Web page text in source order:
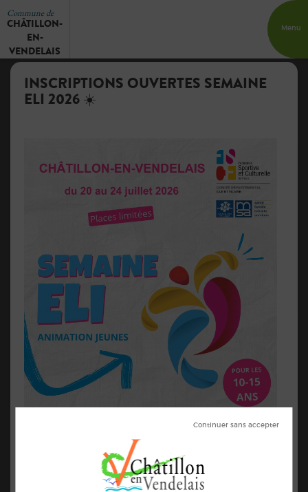
Commune de
CHÂTILLON-
EN-
VENDELAIS
Menu
INSCRIPTIONS OUVERTES SEMAINE
ELI 2026 ☀️